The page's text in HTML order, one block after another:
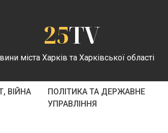
25TV
міста Харків та Харківської області
ВІЙНА
ПОЛІТИКА ТА ДЕРЖАВНЕ
УПРАВЛІННЯ